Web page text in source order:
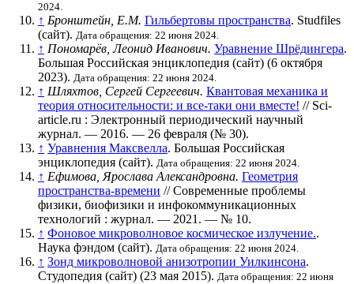
2024.
↑ Бронштейн, Е.М. Гильбертовы пространства. Studfiles
(сайт). Дата обращения: 22 июня 2024.
↑ Пономарёв, Леонид Иванович. Уравнение Шрёдингера.
Большая Российская энциклопедия (сайт) (6 октября
2023). Дата обращения: 22 июня 2024.
↑ Шляхтов, Сергей Сергеевич. Квантовая механика и
теория относительности: и все-таки они вместе! // Sci-
article.ru : Электронный периодический научный
журнал. — 2016. — 26 февраля (№ 30).
↑ Уравнения Максвелла. Большая Российская
энциклопедия (сайт). Дата обращения: 22 июня 2024.
↑ Ефимова, Ярослава Александровна. Геометрия
пространства-времени // Современные проблемы
физики, биофизики и инфокоммуникационных
технологий : журнал. — 2021. — № 10.
↑ Фоновое микроволновое космическое излучение..
Наука фэндом (сайт). Дата обращения: 22 июня 2024.
↑ Зонд микроволновой анизотропии Уилкинсона.
Студопедия (сайт) (23 мая 2015). Дата обращения: 22 июня